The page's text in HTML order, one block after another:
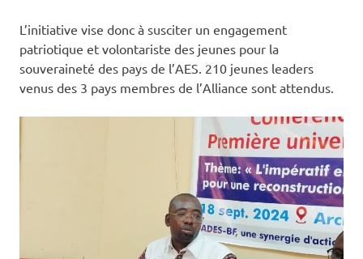
L’initiative vise donc à susciter un engagement
patriotique et volontariste des jeunes pour la
souveraineté des pays de l’AES. 210 jeunes leaders
venus des 3 pays membres de l’Alliance sont attendus.